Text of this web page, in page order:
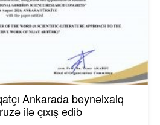
Ankarada beynəlxalq
ilə çıxış edib